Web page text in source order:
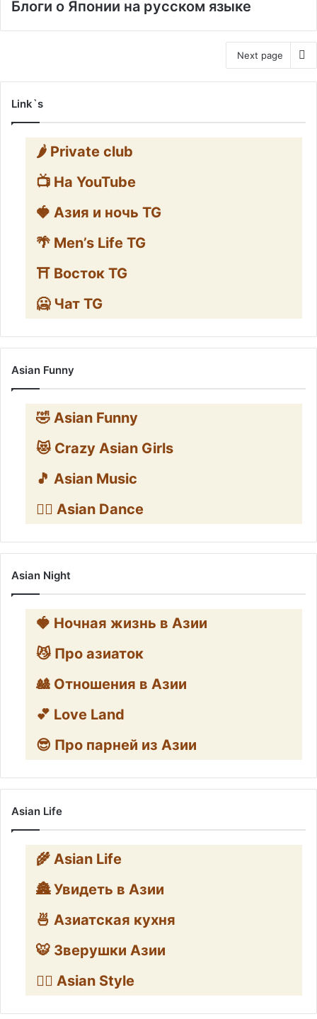
Блоги о Японии на русском языке
Next page
Link`s
🌶️ Private club
📺 На YouTube
🍓 Азия и ночь TG
🌴 Men’s Life TG
⛩️ Восток TG
🥶 Чат TG
Asian Funny
🤣 Asian Funny
😻 Crazy Asian Girls
🎵 Asian Music
👯‍♀️ Asian Dance
Asian Night
🍓 Ночная жизнь в Азии
😼 Про азиаток
🎎 Отношения в Азии
💕 Love Land
😎 Про парней из Азии
Asian Life
🌾 Asian Life
🏯 Увидеть в Азии
🍜 Азиатская кухня
🐯 Зверушки Азии
🧛‍♂️ Asian Style